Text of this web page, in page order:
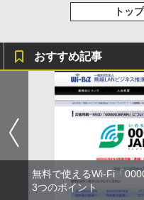
トッ
おすすめ記事
無料で使えるWi-Fi「
3つのポイント